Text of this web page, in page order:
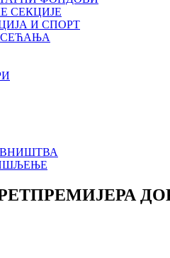
СЕКЦИЈЕ
И СПОРТ
СЕЋАЊА